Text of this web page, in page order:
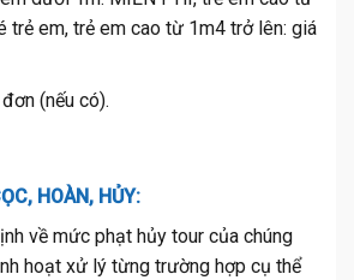
trẻ em, trẻ em cao từ 1m4 trở lên: giá
(nếu có).
HOÀN, HỦY:
về mức phạt hủy tour của chúng
hoạt xử lý từng trường hợp cụ thể